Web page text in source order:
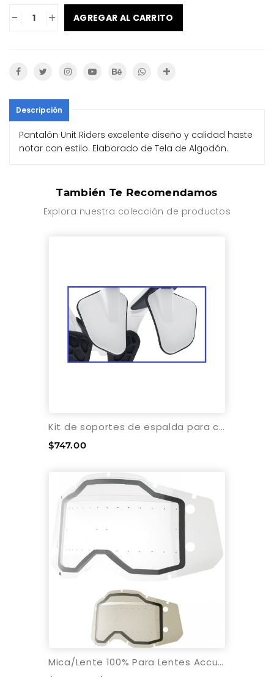
- + AGREGAR AL CARRITO
Descripción
Pantalón Unit Riders excelente diseño y calidad haste
notar con estilo. Elaborado de Tela de Algodón.
También Te Recomendamos
Explora nuestra colección de productos
Kit de soportes de espalda para collarines Atlas Carbon brace 2014
$747.00
Mica/Lente 100% Para Lentes Accuri 2/Racecraft 2/Strata 2 Forecast - BUMPS - Dual